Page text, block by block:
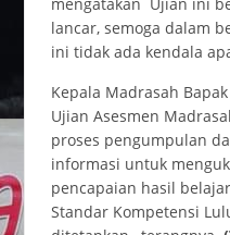
lancar, semoga dalam
ini tidak ada kendala
Kepala Madrasah
Ujian Asesmen
proses pengumpulan
informasi untuk
pencapaian hasil
Standar Kompetensi